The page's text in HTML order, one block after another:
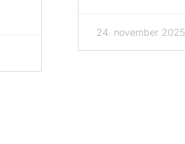
24. november 2025